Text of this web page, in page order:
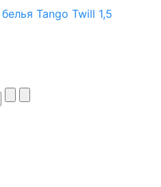
Tango Twill 1,5